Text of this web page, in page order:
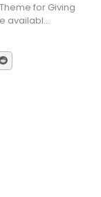
for Giving
availabl…